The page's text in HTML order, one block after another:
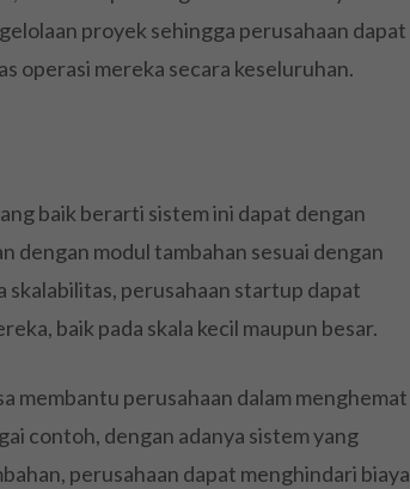
proyek sehingga perusahaan dapat
operasi mereka secara keseluruhan.
baik berarti sistem ini dapat dengan
dengan modul tambahan sesuai dengan
skalabilitas, perusahaan startup dapat
baik pada skala kecil maupun besar.
membantu perusahaan dalam menghemat
contoh, dengan adanya sistem yang
perusahaan dapat menghindari biaya